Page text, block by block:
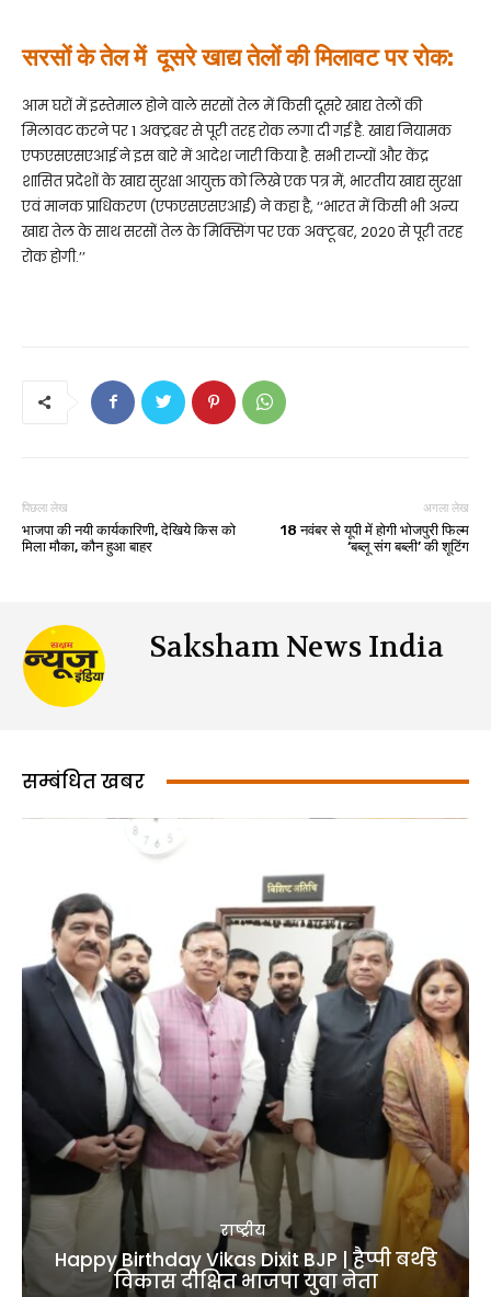
सरसों के तेल में दूसरे खाद्य तेलों की मिलावट पर रोक:
आम घरों में इस्तेमाल होने वाले सरसों तेल में किसी दूसरे खाद्य तेलों की
मिलावट करने पर 1 अक्ट्रबर से पूरी तरह रोक लगा दी गई है. खाद्य नियामक
एफएसएसएआई ने इस बारे में आदेश जारी किया है. सभी राज्यों और केंद्र
शासित प्रदेशों के खाद्य सुरक्षा आयुक्त को लिखे एक पत्र में, भारतीय खाद्य सुरक्षा
एवं मानक प्राधिकरण (एफएसएसएआई) ने कहा है, ‘‘भारत में किसी भी अन्य
खाद्य तेल के साथ सरसों तेल के मिक्सिंग पर एक अक्टूबर, 2020 से पूरी तरह
रोक होगी.’’
पिछला लेख
भाजपा की नयी कार्यकारिणी, देखिये किस को
मिला मौका, कौन हुआ बाहर
अगला लेख
18 नवंबर से यूपी में होगी भोजपुरी फिल्म
‘बब्लू संग बब्ली’ की शूटिंग
Saksham News India
सम्बंधित खबर
राष्ट्रीय
Happy Birthday Vikas Dixit BJP | हैप्पी बर्थडे
विकास दीक्षित भाजपा युवा नेता